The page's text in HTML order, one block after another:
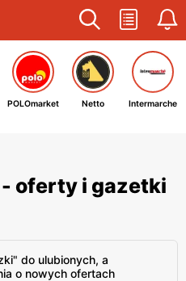
POLOmarket Netto Intermarche
oferty i gazetki
do ulubionych, a
o nowych ofertach